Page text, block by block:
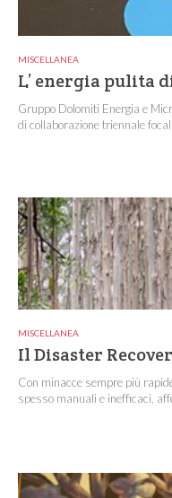
MISCELLANEA
L’ energia pulita
Gruppo Dolomiti Energia e
di collaborazione triennale
MISCELLANEA
Il Disaster
Con minacce sempre più
spesso manuali e inefficaci,